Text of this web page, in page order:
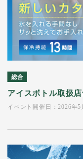
総合
アイスボトル取扱
イベント開催日：2026年